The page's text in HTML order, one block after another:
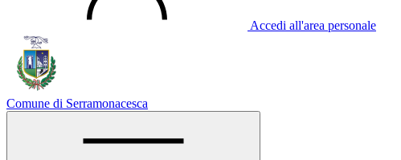
Accedi all'area personale
Comune di Serramonacesca